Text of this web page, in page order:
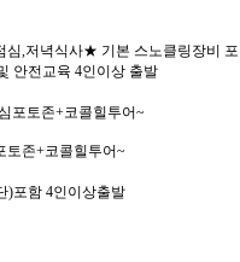
심,저녁식사★ 기본 스노클링장비 포
안전교육 4인이상 출발
토존+코콜힐투어~
)포함 4인이상출발